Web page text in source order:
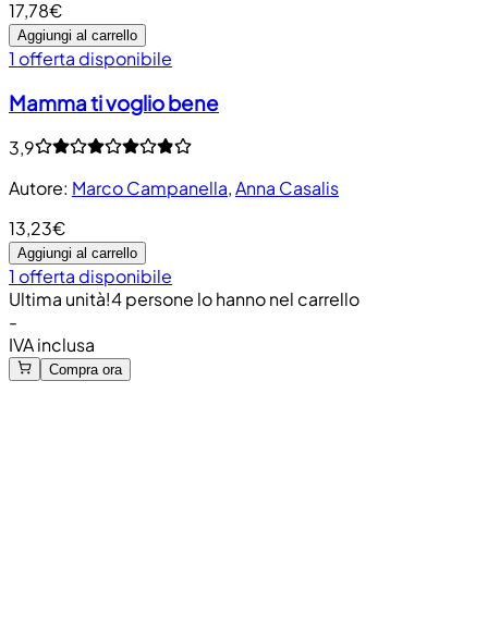
17,78€
Aggiungi al carrello
1 offerta disponibile
Mamma ti voglio bene
3,9
Autore: Marco Campanella,Anna Casalis
13,23€
Aggiungi al carrello
1 offerta disponibile
Ultima unità!4 persone lo hanno nel carrello
-
IVA inclusa
Compra ora